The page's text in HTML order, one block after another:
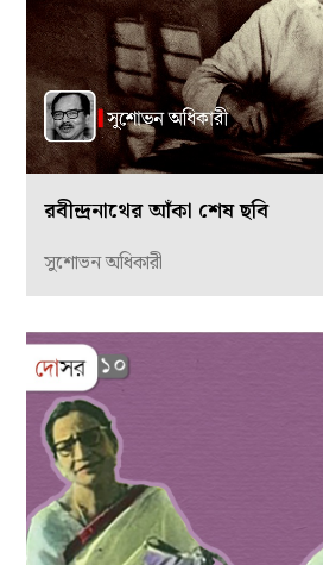
রবীন্দ্রনাথের আঁকা শেষ ছবি
সুশোভন অধিকারী